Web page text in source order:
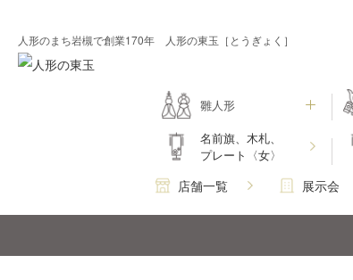
人形のまち岩槻で創業170年 人形の東玉［とうぎょく］
雛人形
名前旗、木札、
プレート〈女〉
店舗一覧 展示会